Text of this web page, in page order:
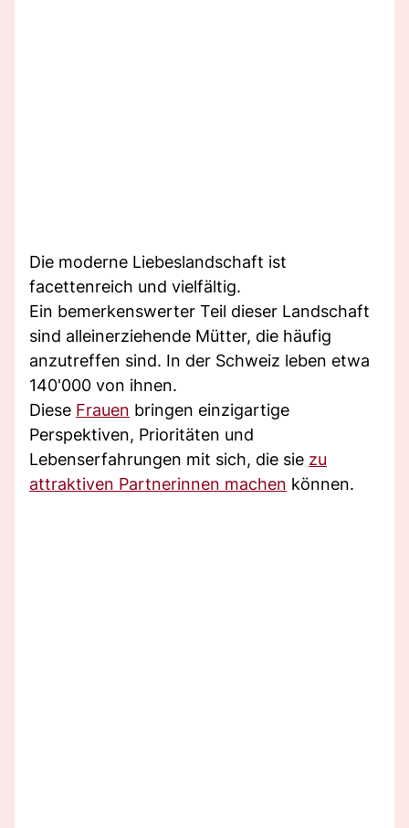
Die moderne Liebeslandschaft ist
facettenreich und vielfältig.
Ein bemerkenswerter Teil dieser Landschaft
sind alleinerziehende Mütter, die häufig
anzutreffen sind. In der Schweiz leben etwa
140'000 von ihnen.
Diese Frauen bringen einzigartige
Perspektiven, Prioritäten und
Lebenserfahrungen mit sich, die sie zu
attraktiven Partnerinnen machen können.